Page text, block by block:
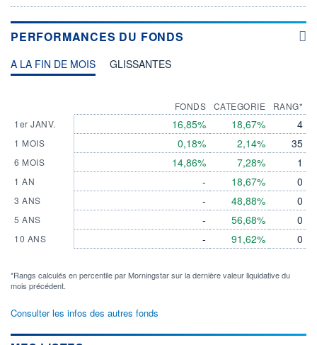
PERFORMANCES DU FONDS
A LA FIN DE MOIS GLISSANTES
1er JANV.
1 MOIS
6 MOIS
1 AN
3 ANS
5 ANS
10 ANS
FONDS
16,85%
0,18%
14,86%
-
-
-
-
CATEGORIE
18,67%
2,14%
7,28%
18,67%
48,88%
56,68%
91,62%
RANG*
4
35
1
0
0
0
0
*Rangs calculés en percentile par Morningstar sur la dernière valeur liquidative du
mois précédent.
Consulter les infos des autres fonds